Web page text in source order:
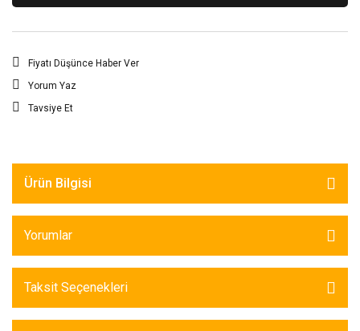
Fiyatı Düşünce Haber Ver
Yorum Yaz
Tavsiye Et
Ürün Bilgisi
Yorumlar
Taksit Seçenekleri